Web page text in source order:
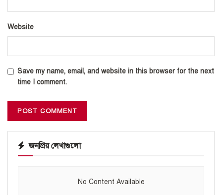
Website
Save my name, email, and website in this browser for the next
time I comment.
জনপ্রিয় লেখাগুলো
No Content Available